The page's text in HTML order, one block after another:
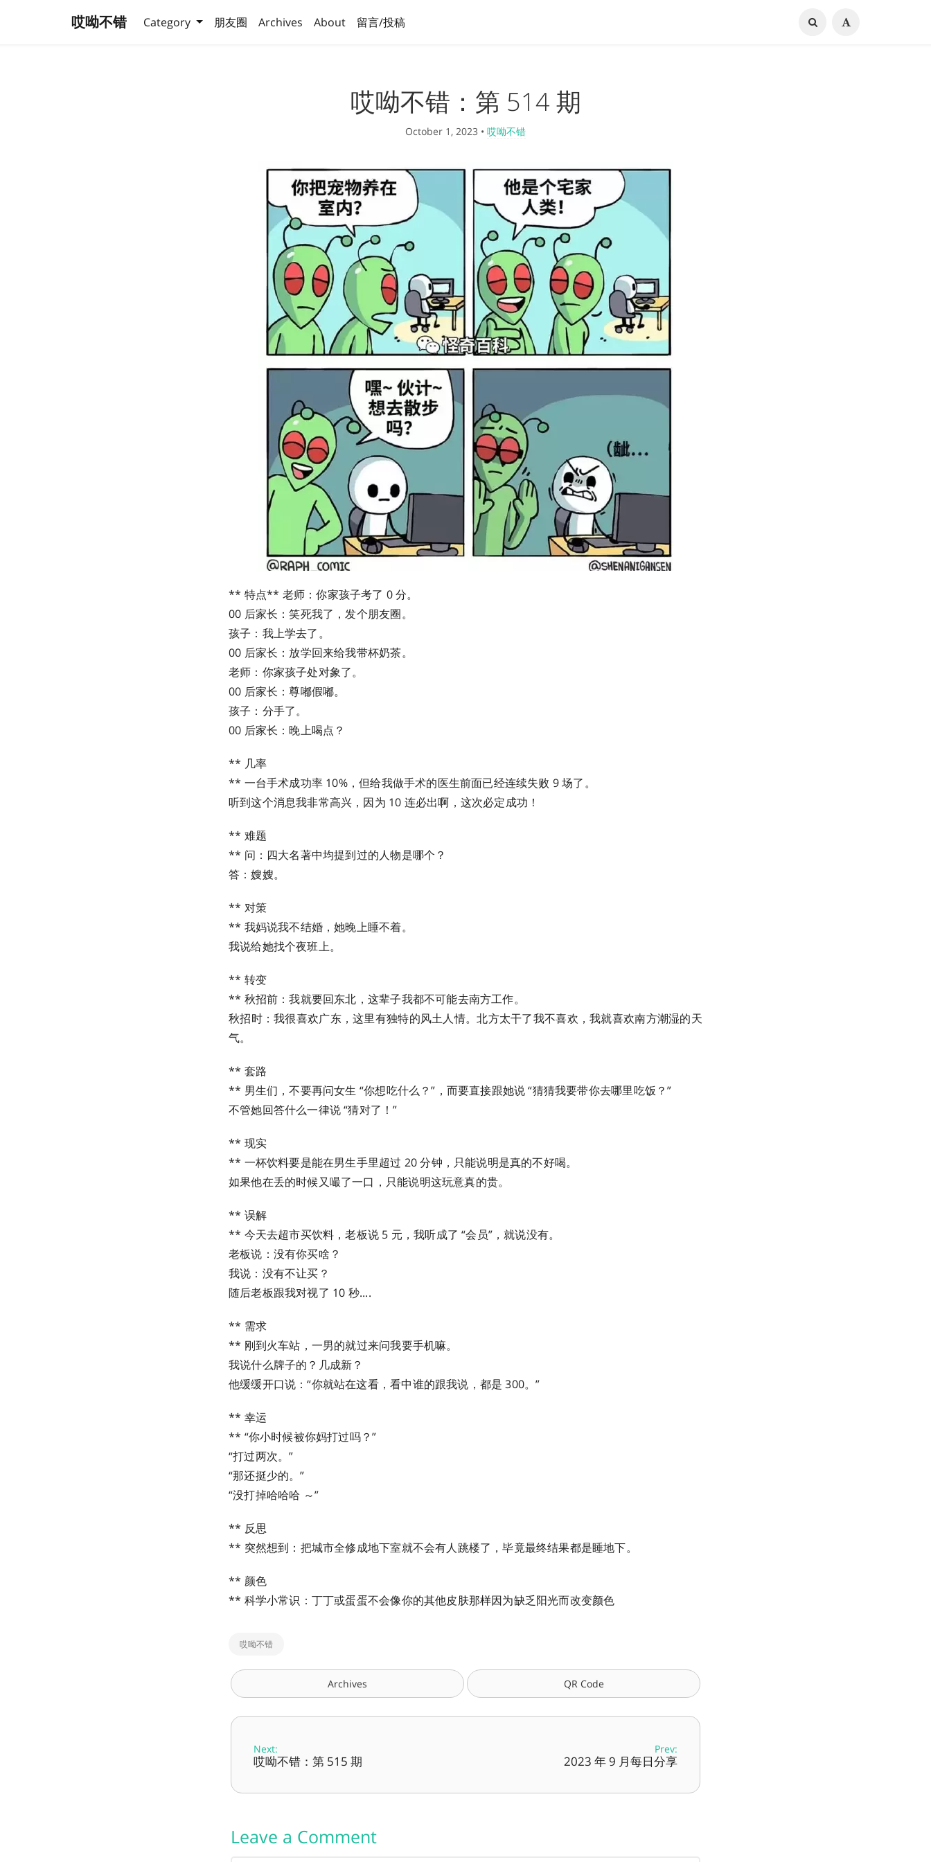
哎呦不错 Category 朋友圈 Archives About 留言/投稿
哎呦不错：第 514 期
October 1, 2023 • 哎呦不错
** 特点** 老师：你家孩子考了 0 分。
00 后家长：笑死我了，发个朋友圈。
孩子：我上学去了。
00 后家长：放学回来给我带杯奶茶。
老师：你家孩子处对象了。
00 后家长：尊嘟假嘟。
孩子：分手了。
00 后家长：晚上喝点？
** 几率
** 一台手术成功率 10%，但给我做手术的医生前面已经连续失败 9 场了。
听到这个消息我非常高兴，因为 10 连必出啊，这次必定成功！
** 难题
** 问：四大名著中均提到过的人物是哪个？
答：嫂嫂。
** 对策
** 我妈说我不结婚，她晚上睡不着。
我说给她找个夜班上。
** 转变
** 秋招前：我就要回东北，这辈子我都不可能去南方工作。
秋招时：我很喜欢广东，这里有独特的风土人情。北方太干了我不喜欢，我就喜欢南方潮湿的天
气。
** 套路
** 男生们，不要再问女生 “你想吃什么？”，而要直接跟她说 “猜猜我要带你去哪里吃饭？”
不管她回答什么一律说 “猜对了！”
** 现实
** 一杯饮料要是能在男生手里超过 20 分钟，只能说明是真的不好喝。
如果他在丢的时候又嘬了一口，只能说明这玩意真的贵。
** 误解
** 今天去超市买饮料，老板说 5 元，我听成了 “会员”，就说没有。
老板说：没有你买啥？
我说：没有不让买？
随后老板跟我对视了 10 秒....
** 需求
** 刚到火车站，一男的就过来问我要手机嘛。
我说什么牌子的？几成新？
他缓缓开口说：“你就站在这看，看中谁的跟我说，都是 300。”
** 幸运
** “你小时候被你妈打过吗？”
“打过两次。”
“那还挺少的。”
“没打掉哈哈哈 ～”
** 反思
** 突然想到：把城市全修成地下室就不会有人跳楼了，毕竟最终结果都是睡地下。
** 颜色
** 科学小常识：丁丁或蛋蛋不会像你的其他皮肤那样因为缺乏阳光而改变颜色
哎呦不错
Archives QR Code
Next:
哎呦不错：第 515 期
Prev:
2023 年 9 月每日分享
Leave a Comment